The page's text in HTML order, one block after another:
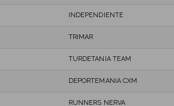
INDEPENDIENTE
TRIMAR
TURDETANIA TEAM
DEPORTEMANIA CXM
RUNNERS NERVA